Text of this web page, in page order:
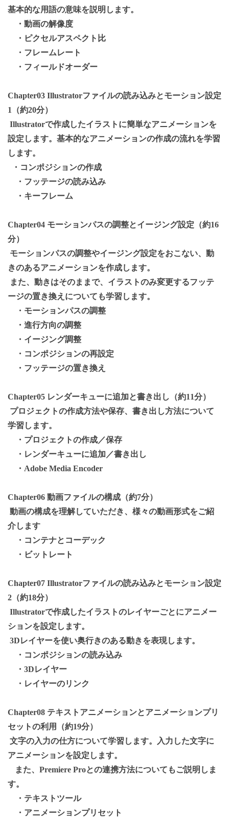
基本的な用語の意味を説明します。
・動画の解像度
・ピクセルアスペクト比
・フレームレート
・フィールドオーダー
Chapter03 Illustratorファイルの読み込みとモーション設定
1（約20分）
Illustratorで作成したイラストに簡単なアニメーションを
設定します。基本的なアニメーションの作成の流れを学習
します。
・コンポジションの作成
・フッテージの読み込み
・キーフレーム
Chapter04 モーションパスの調整とイージング設定（約16
分）
モーションパスの調整やイージング設定をおこない、動
きのあるアニメーションを作成します。
また、動きはそのままで、イラストのみ変更するフッテ
ージの置き換えについても学習します。
・モーションパスの調整
・進行方向の調整
・イージング調整
・コンポジションの再設定
・フッテージの置き換え
Chapter05 レンダーキューに追加と書き出し（約11分）
プロジェクトの作成方法や保存、書き出し方法について
学習します。
・プロジェクトの作成／保存
・レンダーキューに追加／書き出し
・Adobe Media Encoder
Chapter06 動画ファイルの構成（約7分）
動画の構成を理解していただき、様々の動画形式をご紹
介します
・コンテナとコーデック
・ビットレート
Chapter07 Illustratorファイルの読み込みとモーション設定
2（約18分）
Illustratorで作成したイラストのレイヤーごとにアニメー
ションを設定します。
3Dレイヤーを使い奥行きのある動きを表現します。
・コンポジションの読み込み
・3Dレイヤー
・レイヤーのリンク
Chapter08 テキストアニメーションとアニメーションプリ
セットの利用（約19分）
文字の入力の仕方について学習します。入力した文字に
アニメーションを設定します。
また、Premiere Proとの連携方法についてもご説明しま
す。
・テキストツール
・アニメーションプリセット